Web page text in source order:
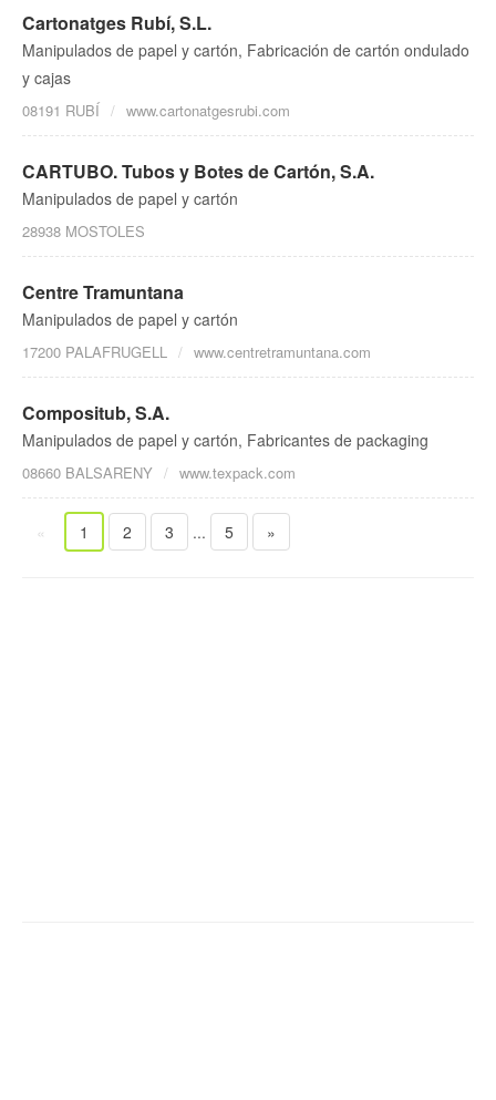
Cartonatges Rubí, S.L.
Manipulados de papel y cartón, Fabricación de cartón ondulado
y cajas
08191 RUBÍ www.cartonatgesrubi.com
CARTUBO. Tubos y Botes de Cartón, S.A.
Manipulados de papel y cartón
28938 MOSTOLES
Centre Tramuntana
Manipulados de papel y cartón
17200 PALAFRUGELL www.centretramuntana.com
Compositub, S.A.
Manipulados de papel y cartón, Fabricantes de packaging
08660 BALSARENY www.texpack.com
« 1 2 3 ... 5 »